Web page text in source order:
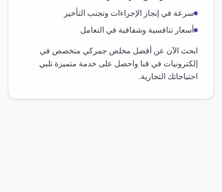
سرعة في إنجاز الإجراءات وتجنب التأخير
أسعار تنافسية وشفافية في التعامل
ابحث الآن عن أفضل مخلص جمركي متخصص في
إلكترونيات في قنا واحصل على خدمة متميزة تلبي
احتياجاتك التجارية.